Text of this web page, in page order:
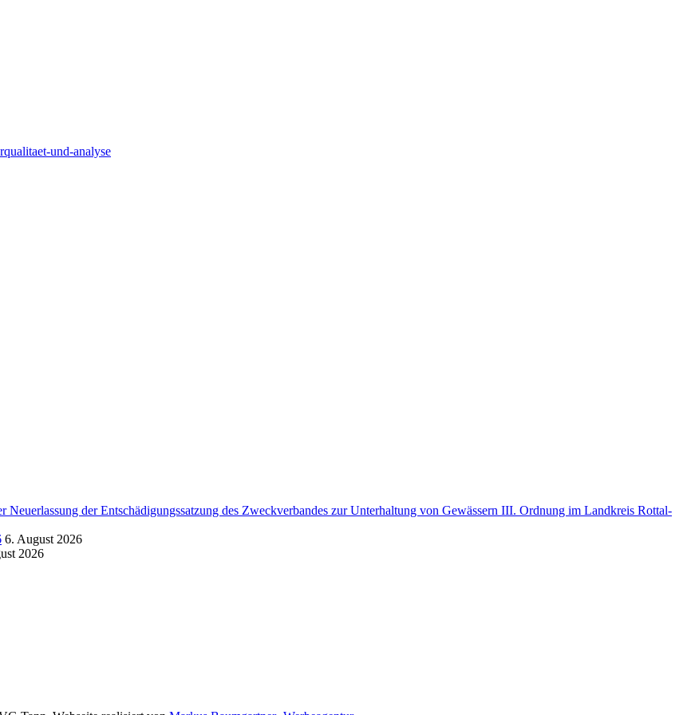
und-analyse
Neuerlassung der Entschädigungssatzung des Zweckverbandes zur Unterhaltung von Gewässern III. Ordnung im Landkreis Rottal-
6. August 2026
2026